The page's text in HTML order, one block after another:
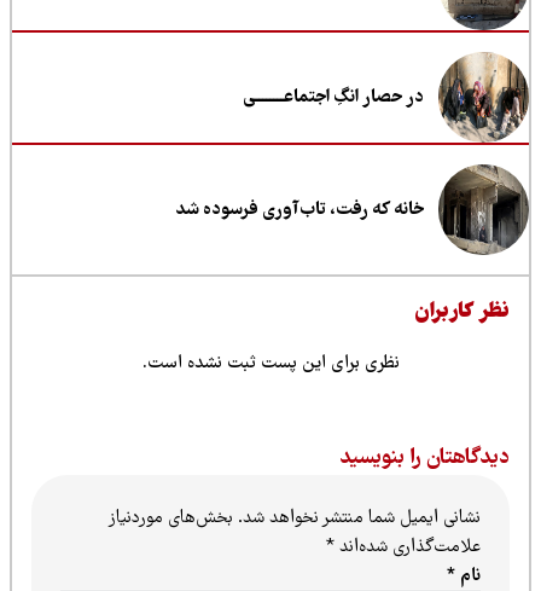
در حصار انگِ اجتماعــــــــی
خانه که رفت، تاب‌آوری فرسوده شد
کاربران
نظری برای این پست ثبت نشده است.
را بنویسید
نشانی ایمیل شما منتشر نخواهد شد.بخش‌های موردنیاز
علامت‌گذاری شده‌اند*